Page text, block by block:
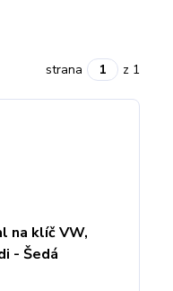
strana z 1